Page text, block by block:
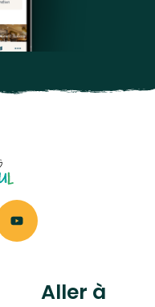
Aller à